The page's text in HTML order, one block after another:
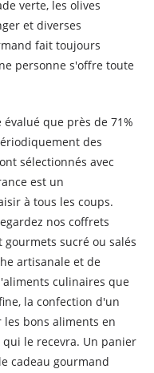
verte, les olives
et diverses
fait toujours
personne s'offre toute
que près de 71%
des
sélectionnés avec
est un
à tous les coups.
nos coffrets
sucré ou salés
artisanale et de
culinaires que
la confection d'un
bons aliments en
le recevra. Un panier
cadeau gourmand